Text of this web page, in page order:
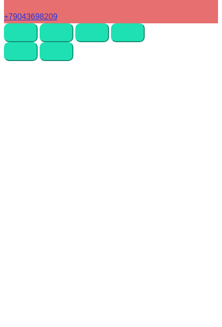
+79043698209